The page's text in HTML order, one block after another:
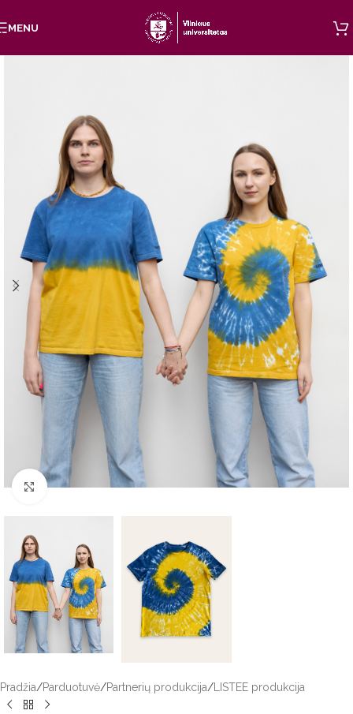
Skip to main content
MENU
Click to enlarge
Pradžia/Parduotuvė/Partnerių produkcija/ LISTEE produkcija